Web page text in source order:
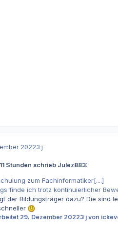
20223 j
Stunden schrieb Julez883:
zum Fachinformatiker[....]
finde ich trotz kontinuierlicher
der Bildungsträger dazu? Die sind
29. Dezember 20223 jvon